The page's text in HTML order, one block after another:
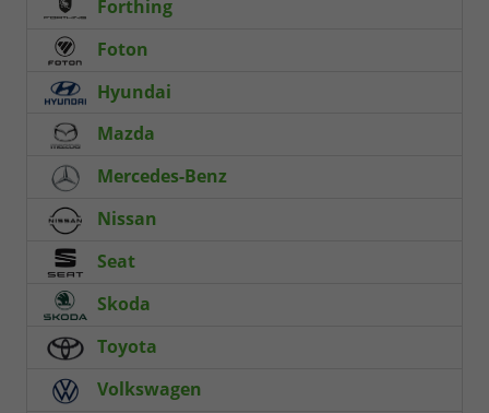
Forthing
Foton
Hyundai
Mazda
Mercedes-Benz
Nissan
Seat
Skoda
Toyota
Volkswagen